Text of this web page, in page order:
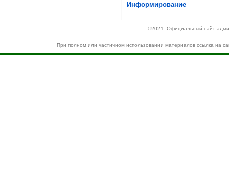
Информирование
©2021. Официальный сайт
При полном или частичном использовании материалов ссылка на